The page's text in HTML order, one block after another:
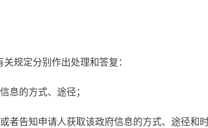
规定分别作出处理和答复：
息的方式、途径；
告知申请人获取该政府信息的方式、途径和时